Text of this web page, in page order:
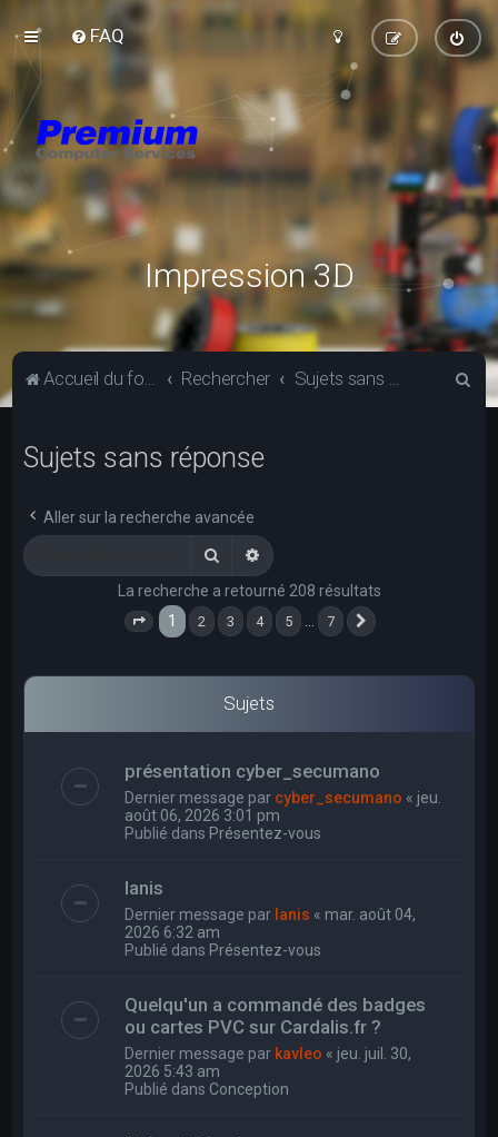
FAQ
Impression 3D
Accueil du forum Rechercher Sujets sans réponse
Sujets sans réponse
Aller sur la recherche avancée
RechercherRecherche avancée
La recherche a retourné 208 résultats
Page 1 sur
1 2 3 4 5 7
Sujets
présentation cyber_secumano
Dernier message par cyber_secumano « jeu.
août 06, 2026 3:01 pm
Publié dans Présentez-vous
Ianis
Dernier message par Ianis « mar. août 04,
2026 6:32 am
Publié dans Présentez-vous
Quelqu'un a commandé des badges
ou cartes PVC sur Cardalis.fr ?
Dernier message par kavleo « jeu. juil. 30,
2026 5:43 am
Publié dans Conception